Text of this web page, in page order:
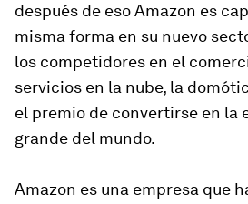
después de eso Amazon es
misma forma en su nuevo
los competidores en el
servicios en la nube, la
el premio de convertirse en la
grande del mundo.
Amazon es una empresa que